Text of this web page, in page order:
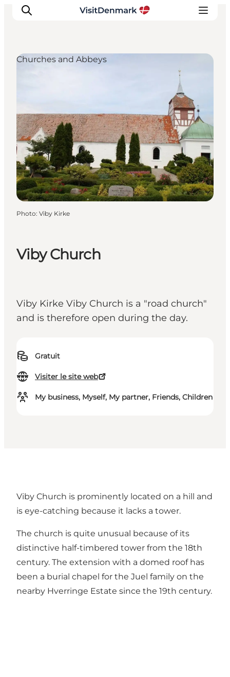
Quoi faire
Hébergements
Planifiez votre voyage
Viby Church
Viby Kirke Viby Church is a "road church"
and is therefore open during the day.
Gratuit
Visiter le site web
My business, Myself, My partner, Friends, Children
Churches and Abbeys
Photo: Viby Kirke
Viby Church is prominently located on a hill and
is eye-catching because it lacks a tower.
The church is quite unusual because of its
distinctive half-timbered tower from the 18th
century. The extension with a domed roof has
been a burial chapel for the Juel family on the
nearby Hverringe Estate since the 19th century.